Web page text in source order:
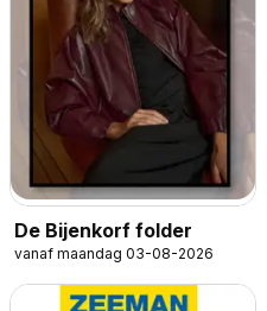
De Bijenkorf folder
vanaf maandag 03-08-2026